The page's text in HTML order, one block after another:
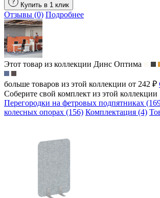
Купить в 1 клик
Отзывы (0) Подробнее
Этот товар из коллекции Динс Оптима
больше товаров из этой коллекции от 242 ₽
Соберите свой комплект из этой коллекции
Перегородки на фетровых подпятниках
колесных опорах (156) Комплектация (4)